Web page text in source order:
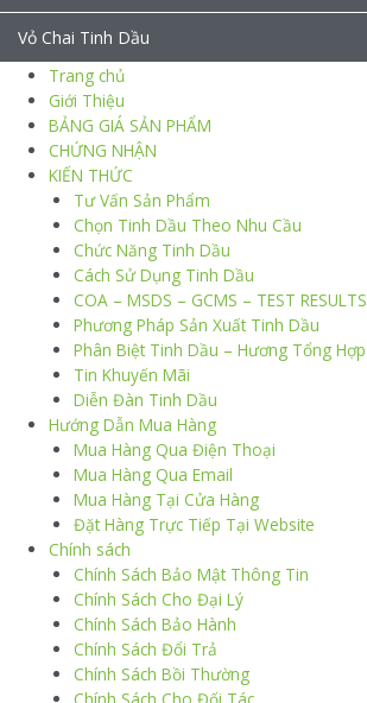
Vỏ Chai Tinh Dầu
Trang chủ
Giới Thiệu
BẢNG GIÁ SẢN PHẨM
CHỨNG NHẬN
KIẾN THỨC
Tư Vấn Sản Phẩm
Chọn Tinh Dầu Theo Nhu Cầu
Chức Năng Tinh Dầu
Cách Sử Dụng Tinh Dầu
COA – MSDS – GCMS – TEST RESULTS
Phương Pháp Sản Xuất Tinh Dầu
Phân Biệt Tinh Dầu – Hương Tổng Hợp
Tin Khuyến Mãi
Diễn Đàn Tinh Dầu
Hướng Dẫn Mua Hàng
Mua Hàng Qua Điện Thoại
Mua Hàng Qua Email
Mua Hàng Tại Cửa Hàng
Đặt Hàng Trực Tiếp Tại Website
Chính sách
Chính Sách Bảo Mật Thông Tin
Chính Sách Cho Đại Lý
Chính Sách Bảo Hành
Chính Sách Đổi Trả
Chính Sách Bồi Thường
Chính Sách Cho Đối Tác